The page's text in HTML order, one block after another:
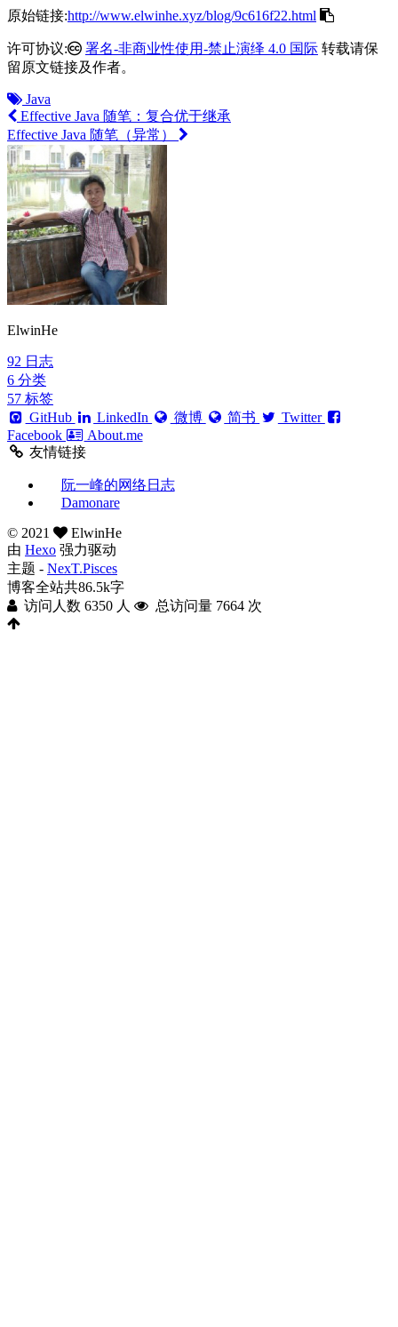
原始链接:http://www.elwinhe.xyz/blog/9c616f22.html
许可协议: 署名-非商业性使用-禁止演绎 4.0 国际 转载请保
留原文链接及作者。
Java
Effective Java 随笔：复合优于继承
Effective Java 随笔（异常）
ElwinHe
92 日志
6 分类
57 标签
GitHub
LinkedIn 微博 简书
Twitter
Facebook
About.me
友情链接
阮一峰的网络日志
Damonare
© 2021
ElwinHe
由 Hexo 强力驱动
主题 - NexT.Pisces
博客全站共86.5k字
访问人数 6350 人 总访问量 7664 次